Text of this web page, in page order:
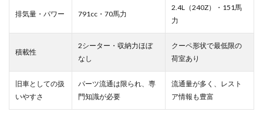
排気量・パワー 791cc・70馬力
2.4L（240Z）・151馬
力
積載性
2シーター・収納力ほぼ
なし
クーペ形状で最低限の
荷室あり
旧車としての扱
いやすさ
パーツ流通は限られ、専
門知識が必要
流通量が多く、レスト
ア情報も豊富